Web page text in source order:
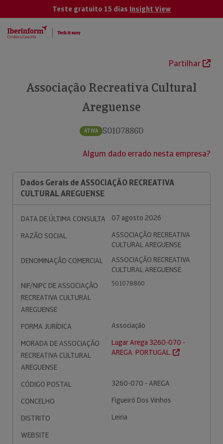
Teste gratuito 15 dias Insight View
Partilhar
Associação Recreativa Cultural
Areguense
ATIVA 501078860
Algum dado errado nesta empresa?
Dados Gerais de ASSOCIAÇÃO RECREATIVA
CULTURAL AREGUENSE
DATA DE ÚLTIMA CONSULTA
07 agosto 2026
RAZÃO SOCIAL
ASSOCIAÇÃO RECREATIVA
CULTURAL AREGUENSE
DENOMINAÇÃO COMERCIAL
ASSOCIAÇÃO RECREATIVA
CULTURAL AREGUENSE
NIF/NIPC DE ASSOCIAÇÃO
RECREATIVA CULTURAL
AREGUENSE
501078860
FORMA JURÍDICA
Associação
MORADA DE ASSOCIAÇÃO
RECREATIVA CULTURAL
AREGUENSE
Lugar Arega 3260-070 -
AREGA. PORTUGAL.
CÓDIGO POSTAL
3260-070 - AREGA
CONCELHO
Figueiró Dos Vinhos
DISTRITO
Leiria
WEBSITE